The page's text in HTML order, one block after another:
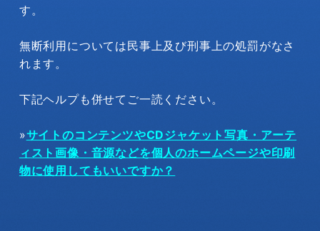
す。
無断利用については民事上及び刑事上の処罰がなさ
れます。
下記ヘルプも併せてご一読ください。
»サイトのコンテンツやCDジャケット写真・アーテ
ィスト画像・音源などを個人のホームページや印刷
物に使用してもいいですか？